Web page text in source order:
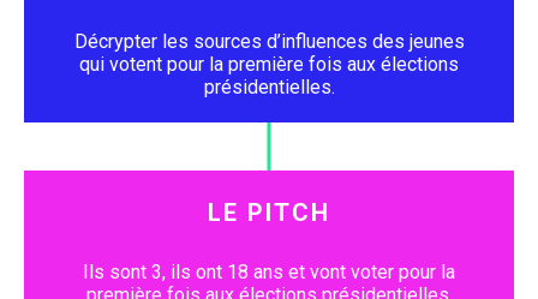
Décrypter les sources d’influences des jeunes
qui votent pour la première fois aux élections
présidentielles.
LE PITCH
Ils sont 3, ils ont 18 ans et vont voter pour la